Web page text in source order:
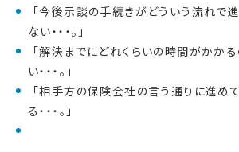
「今後示談の手続きがどういう流れで
ない・・・。」
「解決までにどれくらいの時間がかか
い・・・。」
「相手方の保険会社の言う通りに進め
る・・・。」